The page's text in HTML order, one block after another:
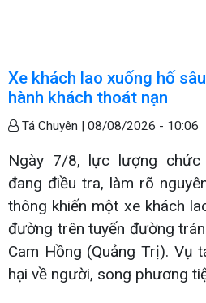
Xe khách lao xuống hố
hành khách thoát nạn
Tá Chuyên | 08/08/2026 - 10:06
Ngày 7/8, lực lượng chức
đang điều tra, làm rõ
thông khiến một xe khách
đường trên tuyến đường
Cam Hồng (Quảng Trị). Vụ
hại về người, song phương